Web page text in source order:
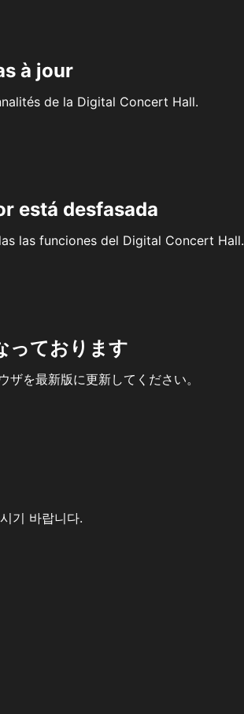
à jour
de la Digital Concert Hall.
está desfasada
las funciones del Digital Concert Hall.
っております
を最新版に更新してください。
기 바랍니다.